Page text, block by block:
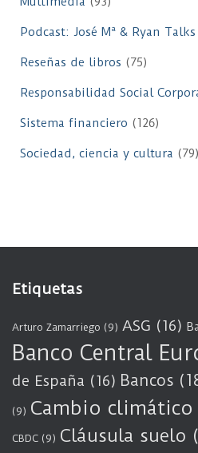
Podcast: José Mª & Ryan Talks
Reseñas de libros (75)
Responsabilidad Social
Sistema financiero (126)
Sociedad, ciencia y cultura (79)
Etiquetas
Arturo Zamarriego (9) ASG (16)
Banco Central
de España (16) Bancos
(9) Cambio climático
CBDC (9) Cláusula suelo